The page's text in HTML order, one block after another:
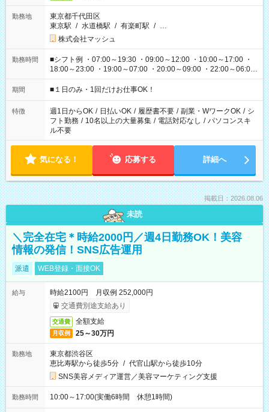
勤務地
東京都千代田区
東京駅 / 水道橋駅 / 有楽町駅 / …
株式会社マッシュ
勤務時間
■シフト例 ・07:00～19:30 ・09:00～12:00 ・10:00～17:00 ・
18:00～23:00 ・19:00～07:00 ・20:00～09:00 ・22:00～06:00
etc ★最短で3時間で5,120円のお仕事から 15時間で2万円近く稼
げるお仕事も！ ご希望のお時間に合わせてご紹介！ ※シフトは
ください！
期間 ■１日のみ・1回だけお仕事OK！
特徴 週1日からOK / 日払いOK / 履歴書不要 / 副業・WワークOK / シ
フト勤務 / 10名以上の大量募集 / 電話対応なし / パソコンスキ
ル不要
気になる！ 応募する 詳細へ
掲載日：2026.08.06
未読
＼完全在宅＊時給2000円／週4日勤務OK！美容
情報の発信！SNS広告運用
派遣 WEB登録・面接OK
給与
時給2100円 月収例 252,000円
交通費別途支給あり
交通費 全額支給
月収例 25～30万円
勤務地
東京都渋谷区
恵比寿駅から徒歩5分 / 代官山駅から徒歩10分
SNS美容メディア運営／美容マーケティング支援
勤務時間 10:00～17:00(実働6時間 休憩1時間)